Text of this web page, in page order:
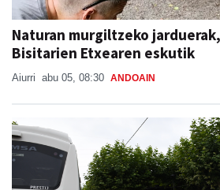
Naturan murgiltzeko
Bisitarien Etxearen eskutik
Aiurri abu 05, 08:30 ANDOAIN